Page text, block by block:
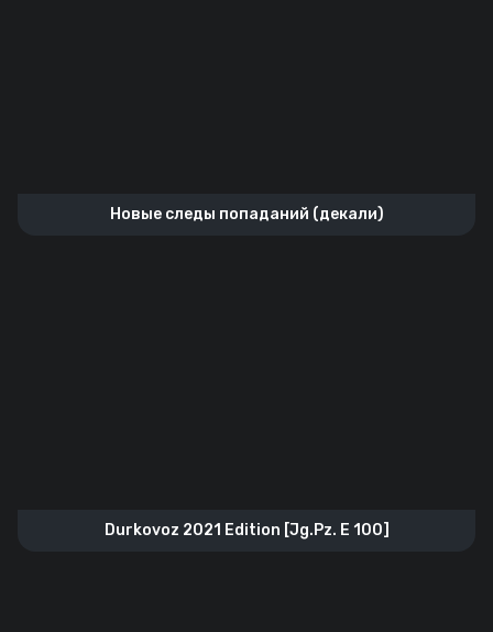
Новые следы попаданий (декали)
Durkovoz 2021 Edition [Jg.Pz. E 100]